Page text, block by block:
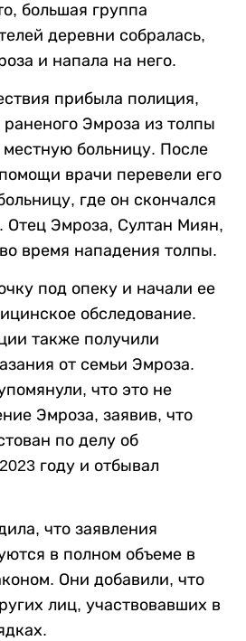
большая группа
деревни собралась,
и напала на него.
прибыла полиция,
Эмроза из толпы
местную больницу. После
врачи перевели его
где он скончался
Отец Эмроза, Султан Миян,
время нападения толпы.
под опеку и начали ее
обследование.
также получили
от семьи Эмроза.
что это не
Эмроза, заявив, что
по делу об
году и отбывал
что заявления
в полном объеме в
Они добавили, что
лиц, участвовавших в